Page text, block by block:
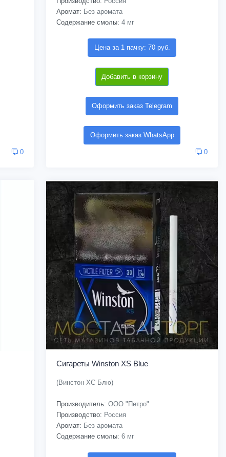
0
Аромат: Без аромата
Содержание смолы: 4 мг
Цена за 1 пачку: 70 руб.
Добавить в корзину
Оформить заказ Telegram
Оформить заказ WhatsApp
0
Сигареты Winston XS Blue
(Винстон ХС Блю)
Производитель: ООО "Петро"
Производство: Россия
Аромат: Без аромата
Содержание смолы: 6 мг